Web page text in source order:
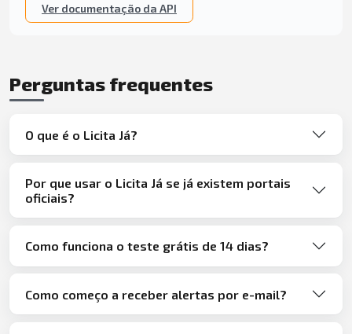
Ver documentação da API
Perguntas frequentes
O que é o Licita Já?
Por que usar o Licita Já se já existem portais
oficiais?
Como funciona o teste grátis de 14 dias?
Como começo a receber alertas por e-mail?